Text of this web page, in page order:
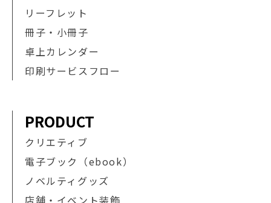
リーフレット
冊子・小冊子
卓上カレンダー
印刷サービスフロー
PRODUCT
クリエティブ
電子ブック（ebook）
ノベルティグッズ
店舗・イベント装飾